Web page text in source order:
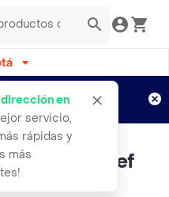
en
servicio,
rápidas y
más
Aplican TyC
15G Ref